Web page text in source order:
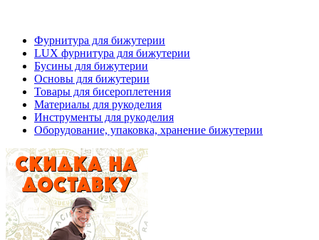
Фурнитура для бижутерии
LUX фурнитура для бижутерии
Бусины для бижутерии
Основы для бижутерии
Товары для бисероплетения
Материалы для рукоделия
Инструменты для рукоделия
Оборудование, упаковка, хранение бижутерии